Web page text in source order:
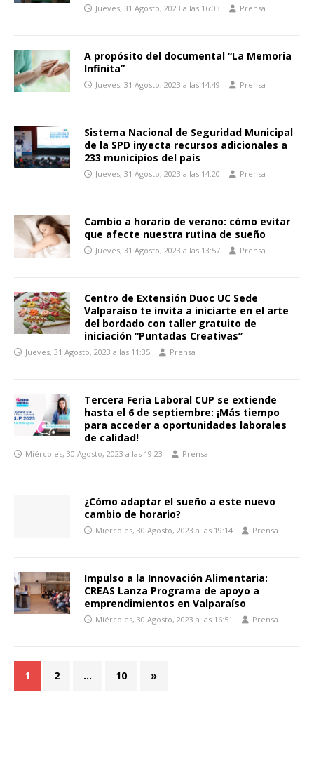
Jueves, 31 Agosto, 2023 a las 16:03 Prensa
A propósito del documental “La Memoria
Infinita”
Jueves, 31 Agosto, 2023 a las 14:49 Prensa
Sistema Nacional de Seguridad Municipal
de la SPD inyecta recursos adicionales a
233 municipios del país
Jueves, 31 Agosto, 2023 a las 14:20 Prensa
Cambio a horario de verano: cómo evitar
que afecte nuestra rutina de sueño
Jueves, 31 Agosto, 2023 a las 13:57 Prensa
Centro de Extensión Duoc UC Sede
Valparaíso te invita a iniciarte en el arte
del bordado con taller gratuito de
iniciación “Puntadas Creativas”
Jueves, 31 Agosto, 2023 a las 11:35 Prensa
Tercera Feria Laboral CUP se extiende
hasta el 6 de septiembre: ¡Más tiempo
para acceder a oportunidades laborales
de calidad!
Miércoles, 30 Agosto, 2023 a las 19:23 Prensa
¿Cómo adaptar el sueño a este nuevo
cambio de horario?
Miércoles, 30 Agosto, 2023 a las 19:14 Prensa
Impulso a la Innovación Alimentaria:
CREAS Lanza Programa de apoyo a
emprendimientos en Valparaíso
Miércoles, 30 Agosto, 2023 a las 16:51 Prensa
1 2 … 10 »